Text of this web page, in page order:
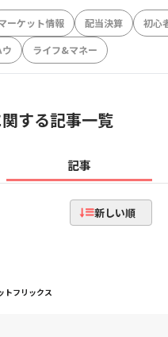
ーケット情報 配当決算
初心
ライフ&マネー
する記事一覧
記事
新しい順
トフリックス